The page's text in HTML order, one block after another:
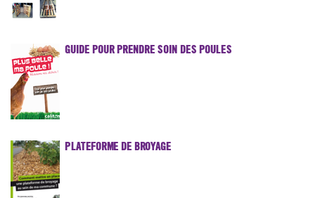
GUIDE POUR PRENDRE SOIN DES POULES
PLATEFORME DE BROYAGE